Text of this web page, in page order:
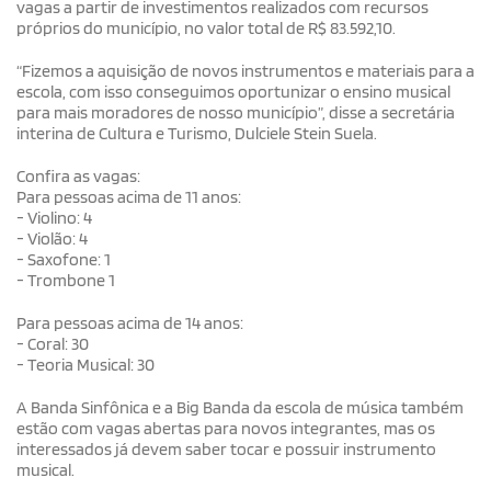
vagas a partir de investimentos realizados com recursos
próprios do município, no valor total de R$ 83.592,10.
“Fizemos a aquisição de novos instrumentos e materiais para a
escola, com isso conseguimos oportunizar o ensino musical
para mais moradores de nosso município”, disse a secretária
interina de Cultura e Turismo, Dulciele Stein Suela.
Confira as vagas:
Para pessoas acima de 11 anos:
- Violino: 4
- Violão: 4
- Saxofone: 1
- Trombone 1
Para pessoas acima de 14 anos:
- Coral: 30
- Teoria Musical: 30
A Banda Sinfônica e a Big Banda da escola de música também
estão com vagas abertas para novos integrantes, mas os
interessados já devem saber tocar e possuir instrumento
musical.